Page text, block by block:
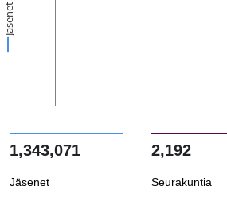
Jäsenet
1,343,071
Jäsenet
2,192
Seurakuntia